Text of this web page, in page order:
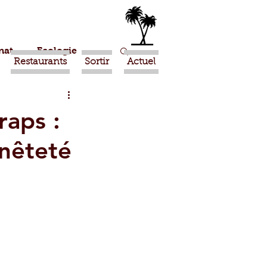
Restaurants Sortir Actuel
Ecologie
Ouled Teima
: